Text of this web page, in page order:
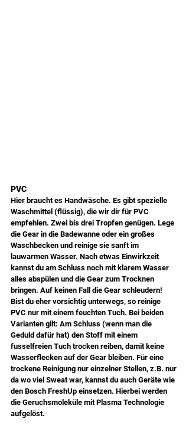
PVC
Hier braucht es Handwäsche. Es gibt spezielle
Waschmittel (flüssig), die wir dir für PVC
empfehlen. Zwei bis drei Tropfen genügen. Lege
die Gear in die Badewanne oder ein großes
Waschbecken und reinige sie sanft im
lauwarmen Wasser. Nach etwas Einwirkzeit
kannst du am Schluss noch mit klarem Wasser
alles abspülen und die Gear zum Trocknen
bringen. Auf keinen Fall die Gear schleudern!
Bist du eher vorsichtig unterwegs, so reinige
PVC nur mit einem feuchten Tuch. Bei beiden
Varianten gilt: Am Schluss (wenn man die
Geduld dafür hat) den Stoff mit einem
fusselfreien Tuch trocken reiben, damit keine
Wasserflecken auf der Gear bleiben. Für eine
trockene Reinigung nur einzelner Stellen, z.B. nur
da wo viel Sweat war, kannst du auch Geräte wie
den Bosch FreshUp einsetzen. Hierbei werden
die Geruchsmoleküle mit Plasma Technologie
aufgelöst.